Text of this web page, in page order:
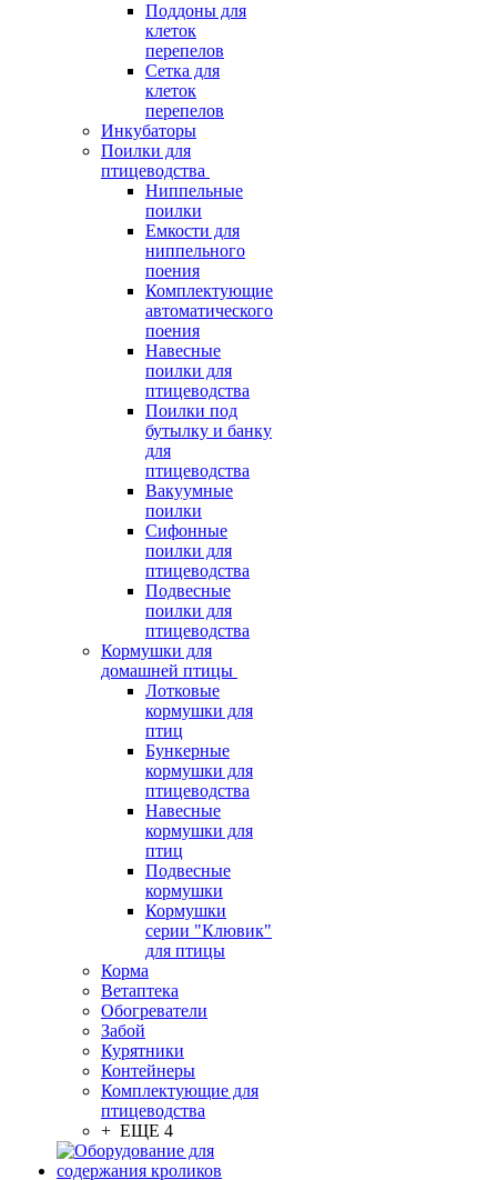
Поддоны для
клеток
перепелов
Сетка для
клеток
перепелов
Инкубаторы
Поилки для
птицеводства
Ниппельные
поилки
Емкости для
ниппельного
поения
Комплектующие
автоматического
поения
Навесные
поилки для
птицеводства
Поилки под
бутылку и банку
для
птицеводства
Вакуумные
поилки
Сифонные
поилки для
птицеводства
Подвесные
поилки для
птицеводства
Кормушки для
домашней птицы
Лотковые
кормушки для
птиц
Бункерные
кормушки для
птицеводства
Навесные
кормушки для
птиц
Подвесные
кормушки
Кормушки
серии "Клювик"
для птицы
Корма
Ветаптека
Обогреватели
Забой
Курятники
Контейнеры
Комплектующие для
птицеводства
+ ЕЩЕ 4